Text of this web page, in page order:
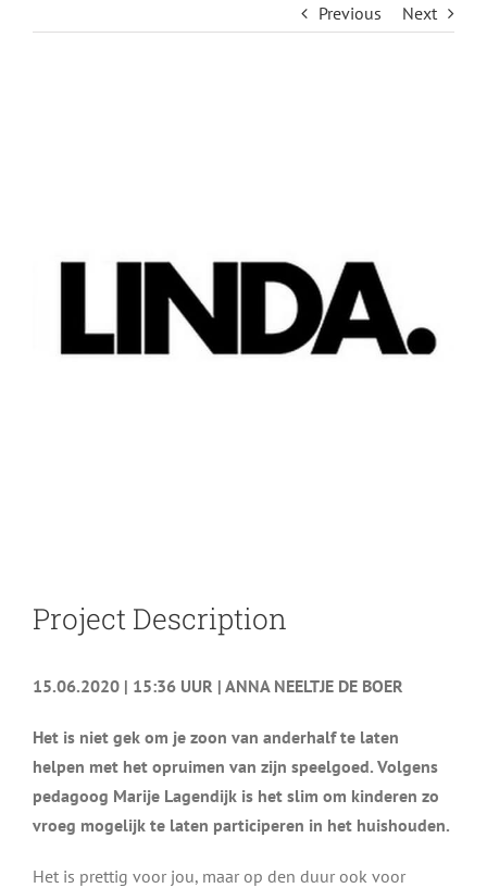
Previous Next
Project Description
15.06.2020 | 15:36 UUR | ANNA NEELTJE DE BOER
Het is niet gek om je zoon van anderhalf te laten
helpen met het opruimen van zijn speelgoed. Volgens
pedagoog Marije Lagendijk is het slim om kinderen zo
vroeg mogelijk te laten participeren in het huishouden.
Het is prettig voor jou, maar op den duur ook voor